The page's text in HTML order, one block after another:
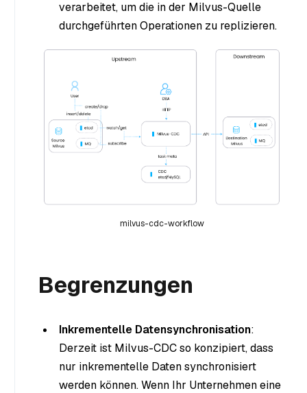
verarbeitet, um die in der Milvus-Quelle
durchgeführten Operationen zu replizieren.
milvus-cdc-workflow
Begrenzungen
Inkrementelle Datensynchronisation:
Derzeit ist Milvus-CDC so konzipiert, dass
nur inkrementelle Daten synchronisiert
werden können. Wenn Ihr Unternehmen eine